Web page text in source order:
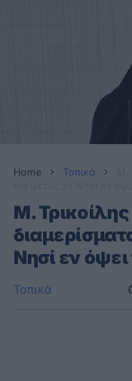
Home Τοπικά
Μ.
Νησί εν
Τοπικά